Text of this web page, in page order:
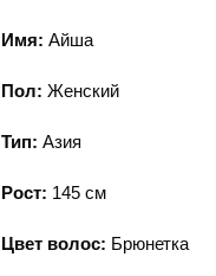
Имя: Айша
Пол: Женский
Тип: Азия
Рост: 145см
Цвет волос: Брюнетка